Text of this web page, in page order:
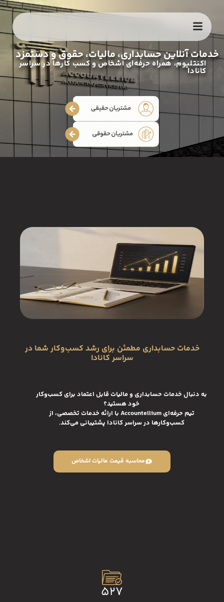
خدمات آنلاین حسابداری، مالیات، حقوق و دستمزد
اکنتلیوم، همراه حرفه‌ای اشخاص و کسب کارها در سراسر
کانادا
خدمات حسابداری مطمئن برای رشد کسب‌وکار شما در
سراسر کانادا
به دنبال خدمات حسابداری و مالیات قابل اعتماد برای کسب‌وکار
خود هستید؟
تیم حرفه‌ایAccountellium با ارائه خدمات تخصصی، از
کسب‌وکارها در سراسر کانادا پشتیبانی می‌کند.
محاسبه قیمت مالیات اشخاص
527